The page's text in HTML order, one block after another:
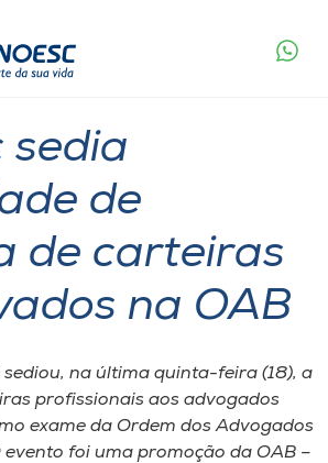
sedia
de
de carteiras
na OAB
sediou, na última quinta-feira (18), a
profissionais aos advogados
exame da Ordem dos Advogados
evento foi uma promoção da OAB –